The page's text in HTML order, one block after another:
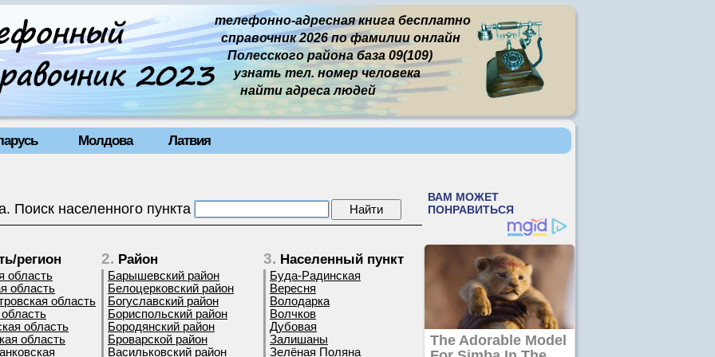
телефонно-адресная книга бесплатно
справочник 2026 по фамилии онлайн
Полесского района база 09(109)
узнать тел. номер человека
найти адреса людей
Молдова Латвия
Поиск населенного пункта
регион
область
область
область
область
область
2. Район
Барышевский район
Белоцерковский район
Богуславский район
Бориспольский район
Бородянский район
Броварской район
Васильковский район
3. Населенный пункт
Буда-Радинская
Вересня
Володарка
Волчков
Дубовая
Залишаны
Зелёная Поляна